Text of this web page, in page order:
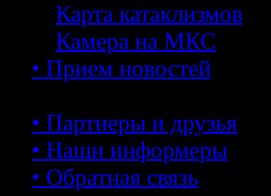
Карта катаклизмов
Камера на МКС
• Прием новостей
• Партнеры и друзья
• Наши информеры
• Обратная связь